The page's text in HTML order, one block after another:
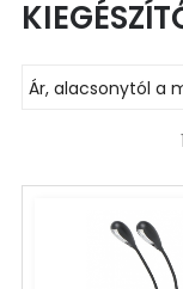
Ár, alacsonytól a